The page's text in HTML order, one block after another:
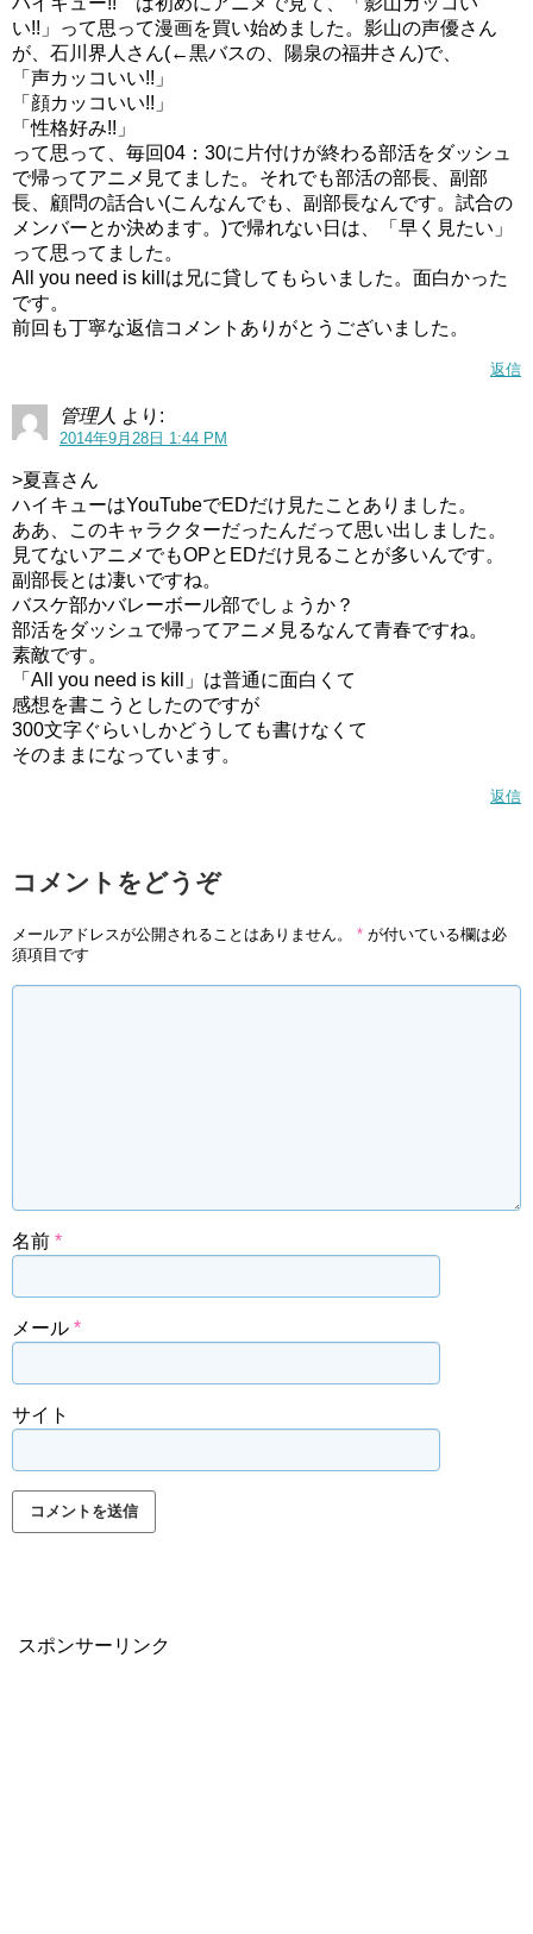
い!!」って思って漫画を買い始めました。影山の声優さん
が、石川界人さん(←黒バスの、陽泉の福井さん)で、
「声カッコいい!!」
「顔カッコいい!!」
「性格好み!!」
って思って、毎回04：30に片付けが終わる部活をダッシュ
で帰ってアニメ見てました。それでも部活の部長、副部
長、顧問の話合い(こんなんでも、副部長なんです。試合の
メンバーとか決めます。)で帰れない日は、「早く見たい」
って思ってました。
All you need is killは兄に貸してもらいました。面白かった
です。
前回も丁寧な返信コメントありがとうございました。
返信
管理人 より:
2014年9月28日 1:44 PM
>夏喜さん
ハイキューはYouTubeでEDだけ見たことありました。
ああ、このキャラクターだったんだって思い出しました。
見てないアニメでもOPとEDだけ見ることが多いんです。
副部長とは凄いですね。
バスケ部かバレーボール部でしょうか？
部活をダッシュで帰ってアニメ見るなんて青春ですね。
素敵です。
「All you need is kill」は普通に面白くて
感想を書こうとしたのですが
300文字ぐらいしかどうしても書けなくて
そのままになっています。
返信
コメントをどうぞ
メールアドレスが公開されることはありません。 * が付いている欄は必
須項目です
名前 *
メール *
サイト
スポンサーリンク